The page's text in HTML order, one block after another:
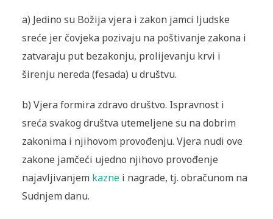
a) Jedino su Božija vjera i zakon jamci ljudske
sreće jer čovjeka pozivaju na poštivanje zakona i
zatvaraju put beza­konju, prolijevanju krvi i
širenju nereda (fesada) u društvu.
b) Vjera formira zdravo društvo. Ispravnost i
sreća svakog društva utemeljene su na dobrim
zakonima i njihovom pro­vođenju. Vjera nudi ove
zakone jamčeći ujedno njihovo provođenje
najavljivanjem kaznei nagrade, tj. obračunom na
Sudnjem danu.